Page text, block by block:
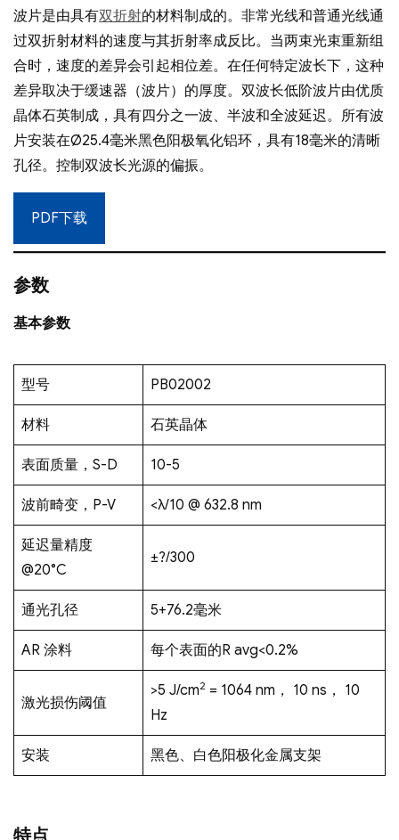
波片是由具有双折射的材料制成的。非常光线和普通光线通
过双折射材料的速度与其折射率成反比。当两束光束重新组
合时，速度的差异会引起相位差。在任何特定波长下，这种
差异取决于缓速器（波片）的厚度。双波长低阶波片由优质
晶体石英制成，具有四分之一波、半波和全波延迟。所有波
片安装在Ø25.4毫米黑色阳极氧化铝环，具有18毫米的清晰
孔径。控制双波长光源的偏振。
PDF下载
参数
基本参数
型号 PB02002
材料 石英晶体
表面质量，S-D 10-5
波前畸变，P-V <λ/10 @ 632.8 nm
延迟量精度
@20°C
±?/300
通光孔径 5+76.2毫米
AR 涂料 每个表面的R avg<0.2%
激光损伤阈值
>5 J/cm2 = 1064 nm， 10 ns， 10
Hz
安装 黑色、白色阳极化金属支架